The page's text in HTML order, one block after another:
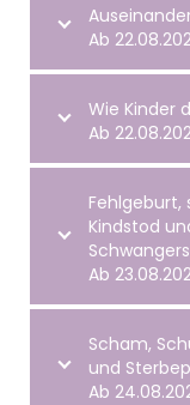
Ab
Wie Kinder
Ab
Fehlgeburt,
Kindstod
Ab
Scham,
und
Ab